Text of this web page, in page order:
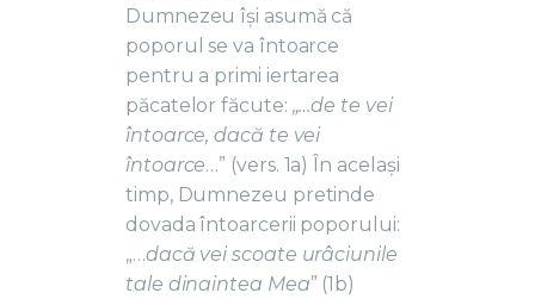
Dumnezeu își asumă că
poporul se va întoarce
pentru a primi iertarea
păcatelor făcute: „…de te vei
întoarce, dacă te vei
întoarce…” (vers. 1a) În același
timp, Dumnezeu pretinde
dovada întoarcerii poporului:
„…dacă vei scoate urâciunile
tale dinaintea Mea” (1b)